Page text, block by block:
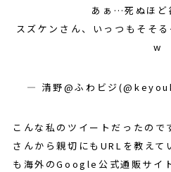
あぁ…死ぬほ
スズケンさん、いっつもそそ
w
— 清野@ふわビジ
こんな私のツイートだったの
さんから親切にもURLを教えて
も海外のGoogle公式通販サイ